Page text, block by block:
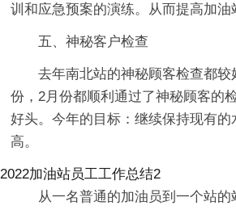
训和应急预案的演练。从而提高加油
五、神秘客户检查
去年南北站的神秘顾客检查都较
份，2月份都顺利通过了神秘顾客的
好头。今年的目标：继续保持现有的
高。
2022加油站员工工作总结2
从一名普通的加油员到一个站